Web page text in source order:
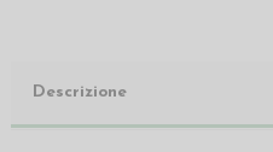
Descrizione